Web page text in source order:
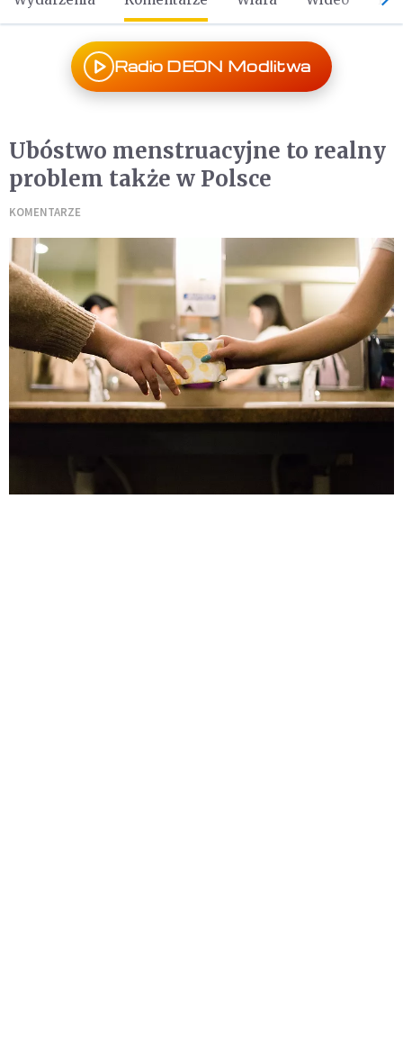
Radio DEON Modlitwa
Ubóstwo menstruacyjne to realny
problem także w Polsce
KOMENTARZE